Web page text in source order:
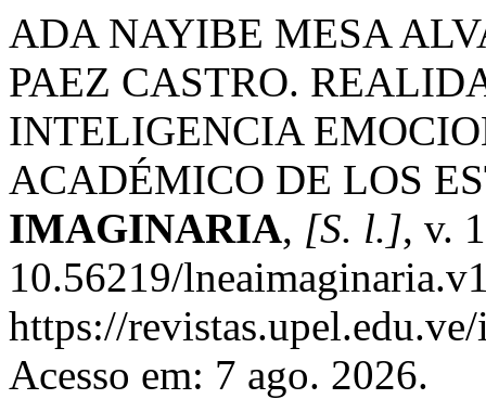
ADA NAYIBE MESA
PAEZ CASTRO.
INTELIGENCIA
ACADÉMICO DE LOS
IMAGINARIA, [S. l.], v.
10.56219/
https://
Acesso em: 7 ago. 2026.